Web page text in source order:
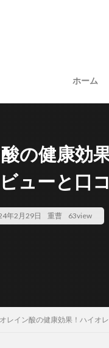
ホーム
の健康効
ビューと口
年2月29日 重曹 63view
オレイン酸の健康効果！ハイオ